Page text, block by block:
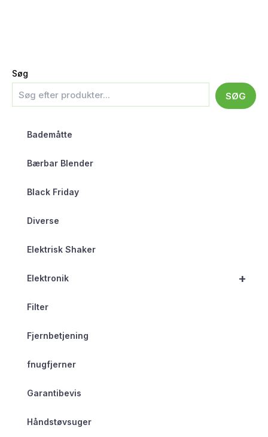
Søg
SØG
Bademåtte
Bærbar Blender
Black Friday
Diverse
Elektrisk Shaker
+
Elektronik
Filter
Fjernbetjening
fnugfjerner
Garantibevis
Håndstøvsuger